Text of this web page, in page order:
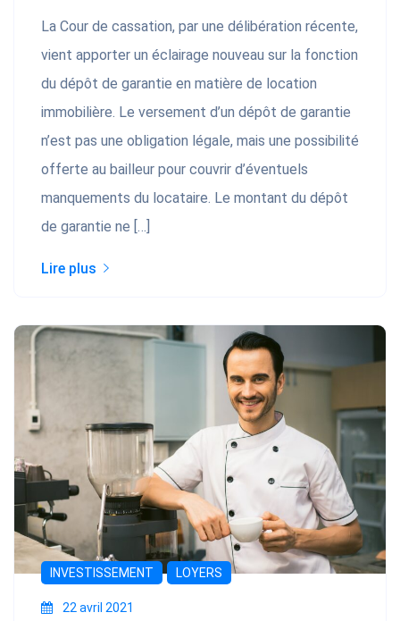
La Cour de cassation, par une délibération récente,
vient apporter un éclairage nouveau sur la fonction
du dépôt de garantie en matière de location
immobilière. Le versement d’un dépôt de garantie
n’est pas une obligation légale, mais une possibilité
offerte au bailleur pour couvrir d’éventuels
manquements du locataire. Le montant du dépôt
de garantie ne […]
Lire plus
INVESTISSEMENT LOYERS
22 avril 2021